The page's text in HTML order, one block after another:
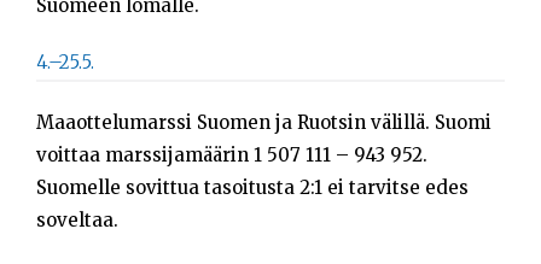
Suomeen lomalle.
4.–25.5.
Maaottelumarssi Suomen ja Ruotsin välillä. Suomi
voittaa marssijamäärin 1 507 111 – 943 952.
Suomelle sovittua tasoitusta 2:1 ei tarvitse edes
soveltaa.